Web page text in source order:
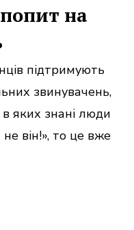
на
підтримують
звинувачень,
яких знані люди
він!», то це вже